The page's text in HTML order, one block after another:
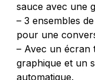
sauce avec une
– 3 ensembles
pour une
– Avec un écran
graphique et un
automatique.